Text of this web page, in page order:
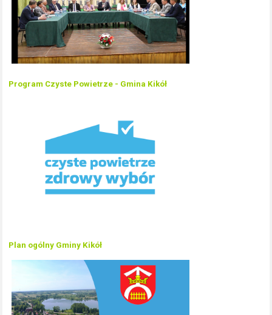
Program Czyste Powietrze - Gmina Kikół
Plan ogólny Gminy Kikół